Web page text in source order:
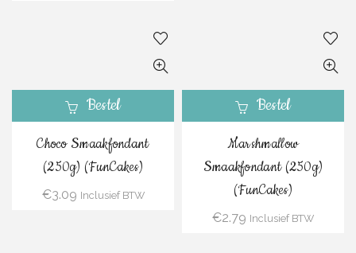
Bestel
Choco Smaakfondant
(250g) (FunCakes)
€3.09 Inclusief BTW
Bestel
Marshmallow
Smaakfondant (250g)
(FunCakes)
€2.79 Inclusief BTW